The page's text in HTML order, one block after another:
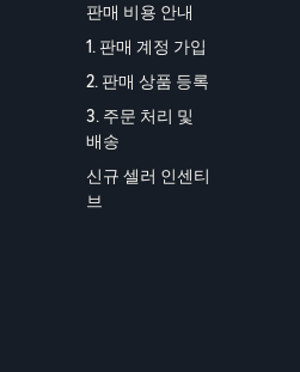
판매 비용 안내
1. 판매 계정 가입
2. 판매 상품 등록
3. 주문 처리 및
배송
신규 셀러 인센티
브